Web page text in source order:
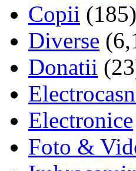
Copii (185)
Diverse
Donatii
Electronice
Foto &